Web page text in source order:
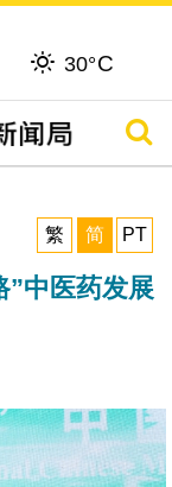
30°C
搜寻
繁
简 PT
”中医药发展